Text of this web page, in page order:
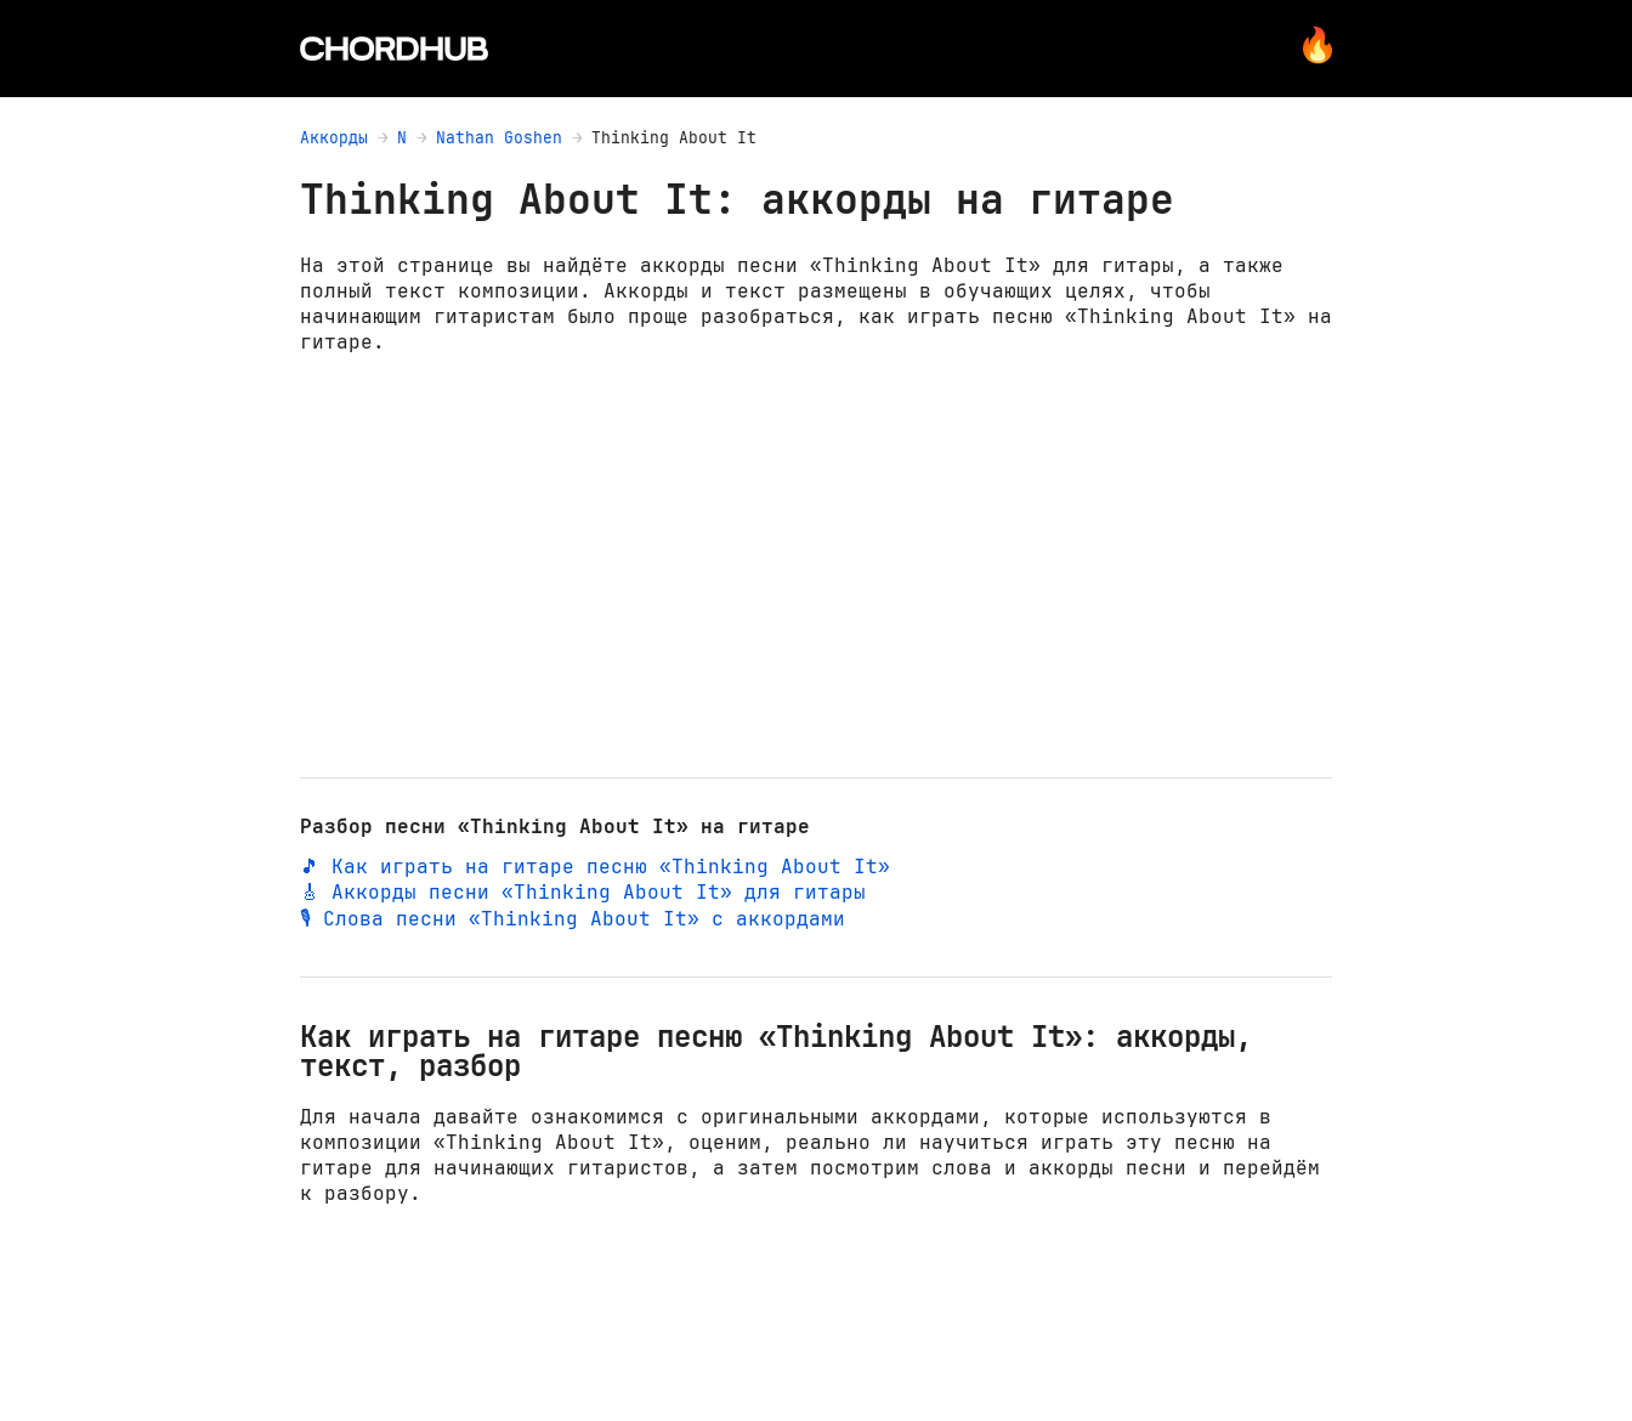
Аккорды N Nathan Goshen Thinking About It
Thinking About It: аккорды на гитаре
На этой странице вы найдёте аккорды песни «Thinking About It» для гитары, а также
полный текст композиции. Аккорды и текст размещены в обучающих целях, чтобы
начинающим гитаристам было проще разобраться, как играть песню «Thinking About It» на
гитаре.
Разбор песни «Thinking About It» на гитаре
🎵 Как играть на гитаре песню «Thinking About It»
🎸 Аккорды песни «Thinking About It» для гитары
🎙️ Слова песни «Thinking About It» с аккордами
Как играть на гитаре песню «Thinking About It»: аккорды,
текст, разбор
Для начала давайте ознакомимся с оригинальными аккордами, которые используются в
композиции «Thinking About It», оценим, реально ли научиться играть эту песню на
гитаре для начинающих гитаристов, а затем посмотрим слова и аккорды песни и перейдём
к разбору.